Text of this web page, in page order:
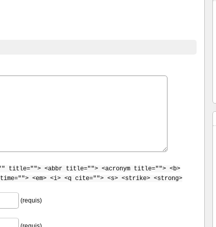
title=""> <abbr title=""> <acronym title=""> <b>
<em> <i> <q cite=""> <s> <strike> <strong>
(requis)